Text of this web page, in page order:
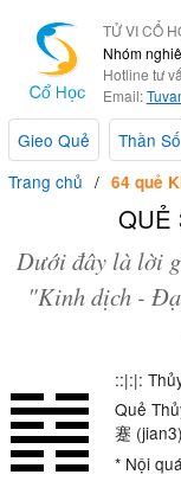
TỬ VI CỔ
Nhóm
Hotline tư
Email:
Gieo Quẻ Thần Số
Trang chủ
64 quẻ
QUẺ
Dưới đây là lời
"Kinh dịch -
::|:|:
Quẻ
蹇
* Nội